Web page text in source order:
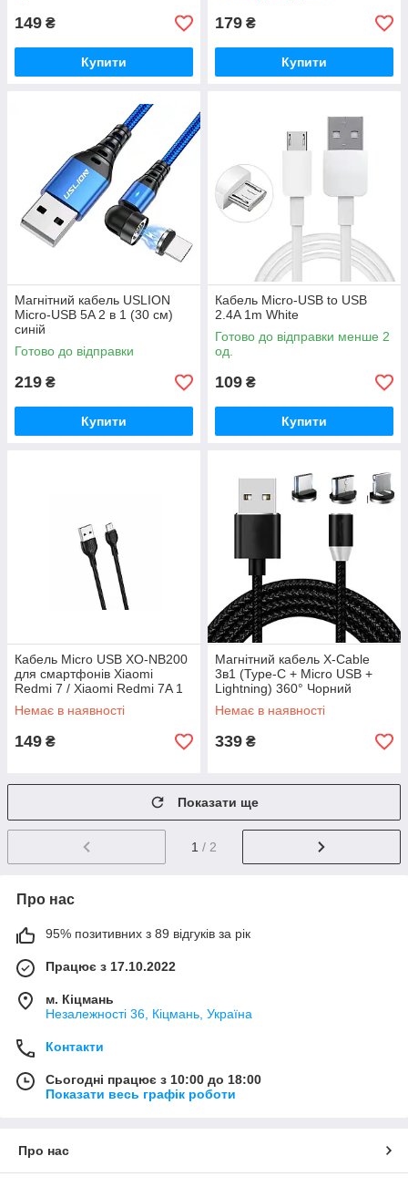
149 ₴
Купити
179 ₴
Купити
Магнітний кабель USLION
Micro-USB 5A 2 в 1 (30 см)
синій
Готово до відправки
219 ₴
Купити
Кабель Micro-USB to USB
2.4A 1m White
Готово до відправки менше 2
од.
109 ₴
Купити
Кабель Micro USB XO-NB200
для смартфонів Xiaomi
Redmi 7 / Xiaomi Redmi 7A 1
метр Чорний
Немає в наявності
149 ₴
Магнітний кабель X-Cable
3в1 (Type-C + Micro USB +
Lightning) 360° Чорний
Немає в наявності
339 ₴
Показати ще
1 / 2
Про нас
95% позитивних з 89 відгуків за рік
Працює з 17.10.2022
м. Кіцмань
Незалежності 36, Кіцмань, Україна
Контакти
Сьогодні працює з 10:00 до 18:00
Показати весь графік роботи
Про нас